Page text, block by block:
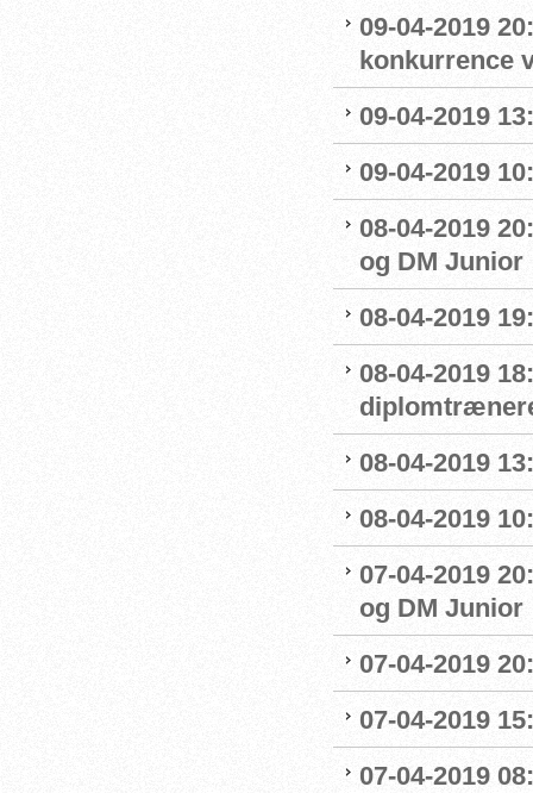
09-04-2019
konkurrence
09-04-2019
09-04-2019
08-04-2019
og DM Junior
08-04-2019
08-04-2019
08-04-2019
08-04-2019
07-04-2019
og DM Junior
07-04-2019
07-04-2019
07-04-2019